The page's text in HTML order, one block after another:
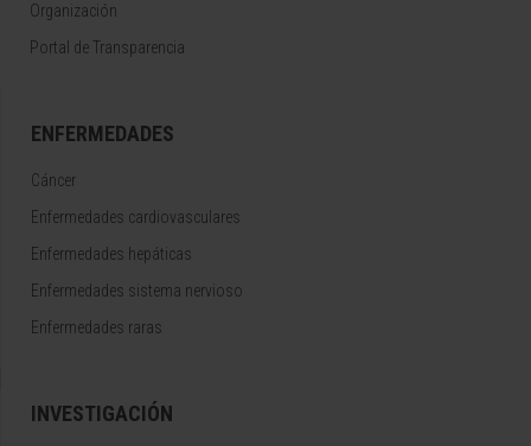
Organización
Portal de Transparencia
ENFERMEDADES
Cáncer
Enfermedades cardiovasculares
Enfermedades hepáticas
Enfermedades sistema nervioso
Enfermedades raras
INVESTIGACIÓN